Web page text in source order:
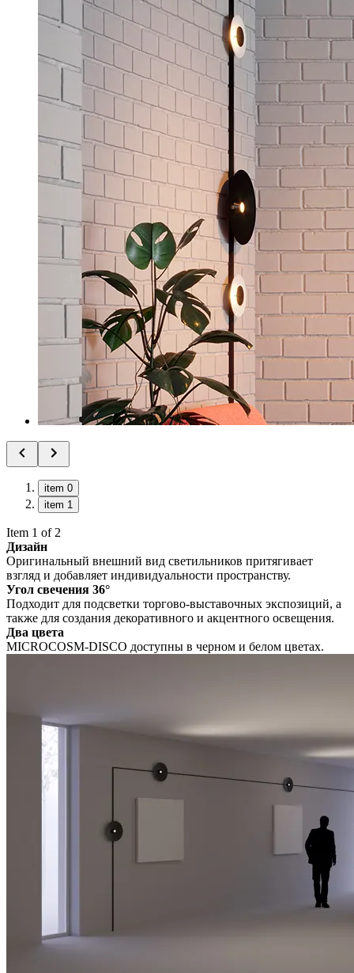
item 0
item 1
Item 1 of 2
Дизайн
Оригинальный внешний вид светильников притягивает
взгляд и добавляет индивидуальности пространству.
Угол свечения 36°
Подходит для подсветки торгово-выставочных экспозиций, а
также для создания декоративного и акцентного освещения.
Два цвета
MICROCOSM-DISCO доступны в черном и белом цветах.